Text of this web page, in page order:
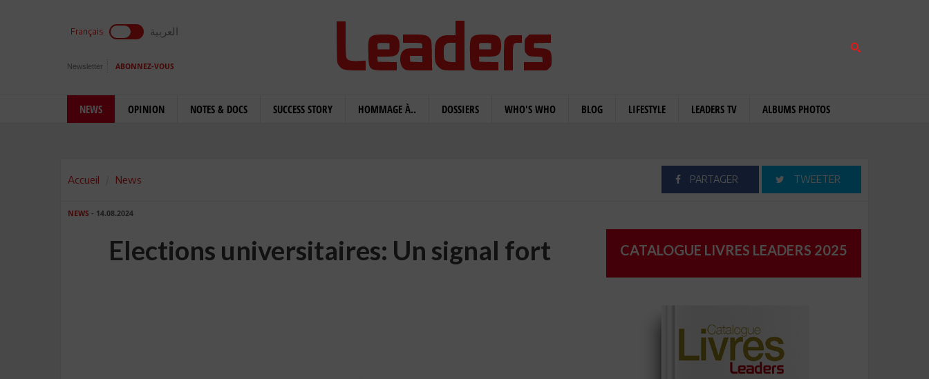
Français العربية
Newsletter ABONNEZ-VOUS
NEWS OPINION NOTES & DOCS SUCCESS STORY HOMMAGE À.. DOSSIERS WHO'S WHO BLOG LIFESTYLE LEADERS TV ALBUMS PHOTOS
Accueil News PARTAGER TWEETER
NEWS - 14.08.2024
Elections universitaires: Un signal fort CATALOGUE LIVRES LEADERS 2025